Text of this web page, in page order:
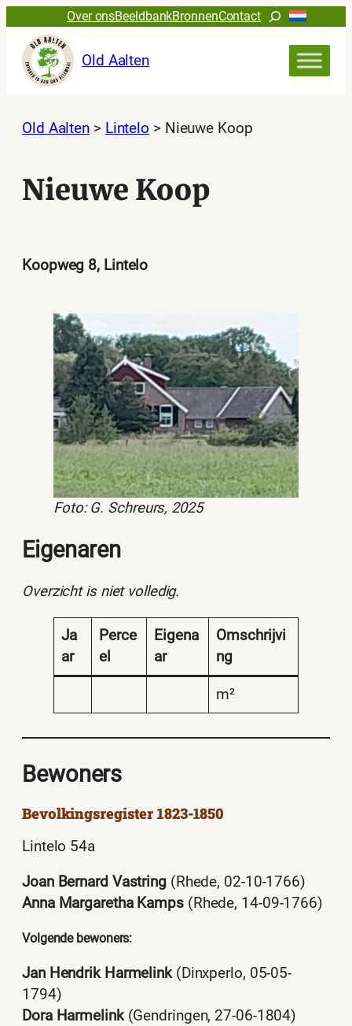
naar
inhoud
Over onsBeeldbankBronnenContactZoeken
Old Aalten
Old Aalten > Lintelo > Nieuwe Koop
Nieuwe Koop
Koopweg 8, Lintelo
Foto: G. Schreurs, 2025
Eigenaren
Overzicht is niet volledig.
Ja
ar
Perce
el
Eigena
ar
Omschrijvi
ng
m²
Bewoners
Bevolkingsregister 1823-1850
Lintelo 54a
Joan Bernard Vastring(Rhede, 02-10-1766)
Anna Margaretha Kamps(Rhede, 14-09-1766)
Volgende bewoners:
Jan Hendrik Harmelink(Dinxperlo, 05-05-
1794)
Dora Harmelink(Gendringen, 27-06-1804)